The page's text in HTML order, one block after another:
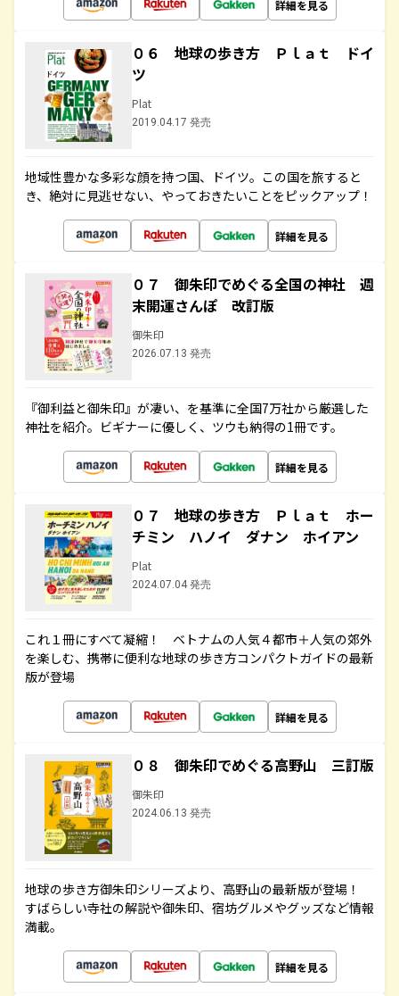
詳細を見る
０６ 地球の歩き方 Ｐｌａｔ ドイ
ツ
Plat
2019.04.17 発売
地域性豊かな多彩な顔を持つ国、ドイツ。この国を旅すると
き、絶対に見逃せない、やっておきたいことをピックアップ！
詳細を見る
０７ 御朱印でめぐる全国の神社 週
末開運さんぽ 改訂版
御朱印
2026.07.13 発売
『御利益と御朱印』が凄い、を基準に全国7万社から厳選した
神社を紹介。ビギナーに優しく、ツウも納得の1冊です。
詳細を見る
０７ 地球の歩き方 Ｐｌａｔ ホー
チミン ハノイ ダナン ホイアン
Plat
2024.07.04 発売
これ１冊にすべて凝縮！ ベトナムの人気４都市＋人気の郊外
を楽しむ、携帯に便利な地球の歩き方コンパクトガイドの最新
版が登場
詳細を見る
０８ 御朱印でめぐる高野山 三訂版
御朱印
2024.06.13 発売
地球の歩き方御朱印シリーズより、高野山の最新版が登場！
すばらしい寺社の解説や御朱印、宿坊グルメやグッズなど情報
満載。
詳細を見る